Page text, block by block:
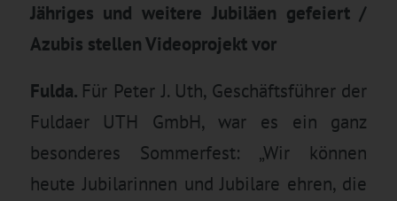
Jähriges und weitere Jubiläen gefeiert /
Azubis stellen Videoprojekt vor
Fulda. Für Peter J. Uth, Geschäftsführer der
Fuldaer UTH GmbH, war es ein ganz
besonderes Sommerfest: „Wir können
heute Jubilarinnen und Jubilare ehren, die